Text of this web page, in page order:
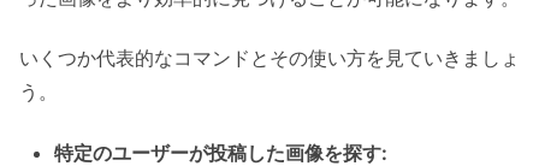
いくつか代表的なコマンドとその使い方を見ていきましょ
う。
特定のユーザーが投稿した画像を探す: